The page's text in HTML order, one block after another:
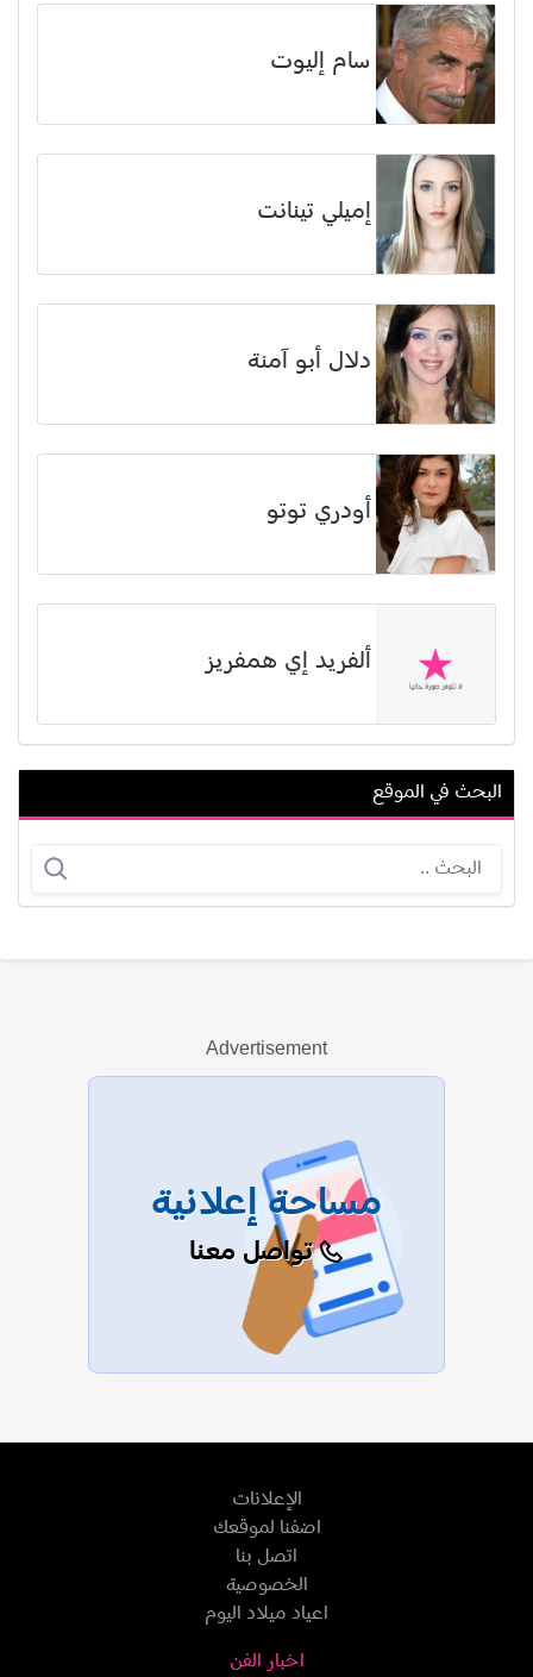
سام إليوت
إميلي تينانت
دلال أبو آمنة
أودري توتو
ألفريد إي همفريز
عبدالله الوليدي
عرض الكل
البحث في الموقع
Advertisement
مساحة إعلانية
تواصل معنا
الإعلانات
اضفنا لموقعك
اتصل بنا
الخصوصية
اعياد ميلاد اليوم
اخبار الفن